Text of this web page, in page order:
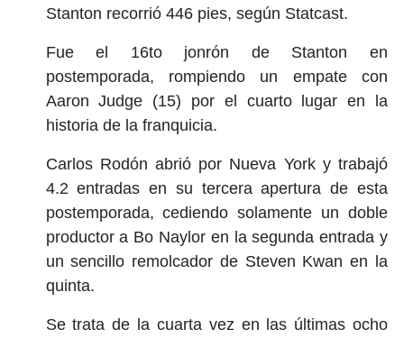
Stanton recorrió 446 pies, según Statcast.
Fue el 16to jonrón de Stanton en
postemporada, rompiendo un empate con
Aaron Judge (15) por el cuarto lugar en la
historia de la franquicia.
Carlos Rodón abrió por Nueva York y trabajó
4.2 entradas en su tercera apertura de esta
postemporada, cediendo solamente un doble
productor a Bo Naylor en la segunda entrada y
un sencillo remolcador de Steven Kwan en la
quinta.
Se trata de la cuarta vez en las últimas ocho